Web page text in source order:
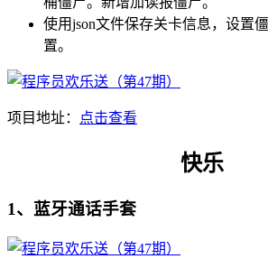
使用json文件保存关卡信息，设置
置。
项目地址： 点击查看
快乐
1、蓝牙通话手套